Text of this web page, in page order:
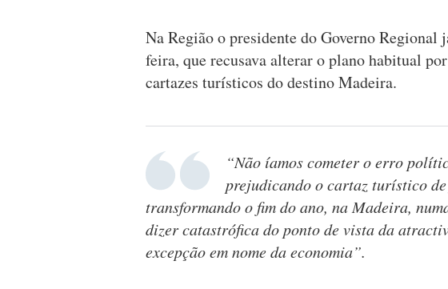
Na Região o presidente do Governo Regional
feira, que recusava alterar o plano habitual
cartazes turísticos do destino Madeira.
“Não íamos cometer o erro
prejudicando o cartaz turístico
transformando o fim do ano, na Madeira,
dizer catastrófica do ponto de vista da
excepção em nome da economia”.